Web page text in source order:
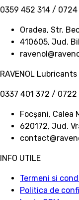
0359 452 314 / 0724
Oradea, Str.
410605, Jud.
RAVENOL Lubricants
0337 401 372 /
Focșani, Calea
620172, Jud.
INFO UTILE
Termeni si
Politica de